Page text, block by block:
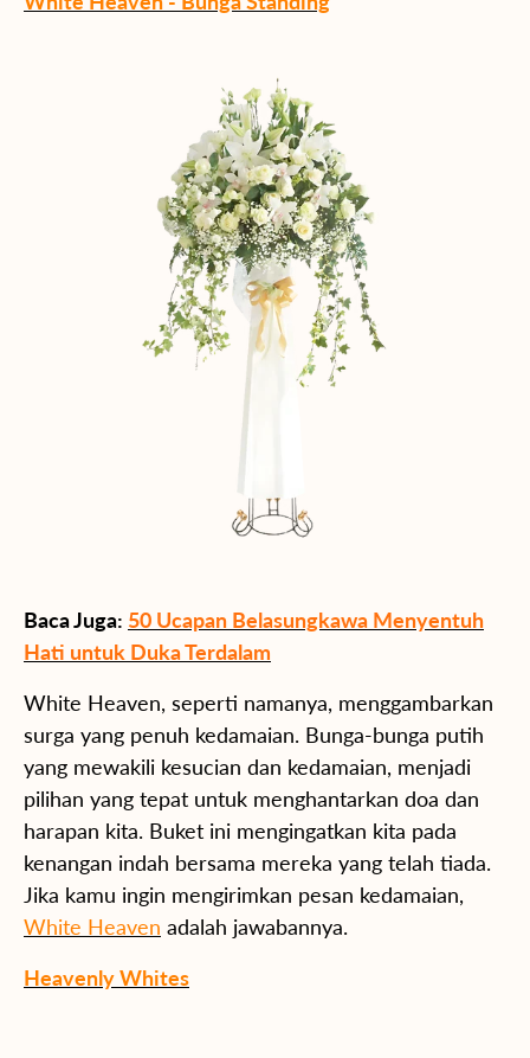
Baca Juga: 50 Ucapan Belasungkawa Menyentuh
Hati untuk Duka Terdalam
White Heaven, seperti namanya, menggambarkan
surga yang penuh kedamaian. Bunga-bunga putih
yang mewakili kesucian dan kedamaian, menjadi
pilihan yang tepat untuk menghantarkan doa dan
harapan kita. Buket ini mengingatkan kita pada
kenangan indah bersama mereka yang telah tiada.
Jika kamu ingin mengirimkan pesan kedamaian,
White Heaven adalah jawabannya.
Heavenly Whites